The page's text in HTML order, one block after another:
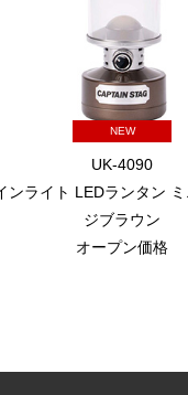
NEW
UK-4090
ンライト LEDランタン
ジブラウン
オープン価格